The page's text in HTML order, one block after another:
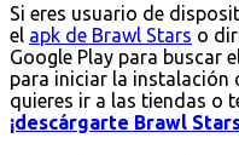
Si eres usuario de
el apk de Brawl Stars o
Google Play para buscar
para iniciar la instalación
quieres ir a las tiendas o
¡descárgarte Brawl